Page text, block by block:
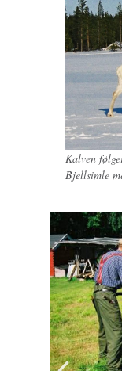
Kalven
Bjellsimle